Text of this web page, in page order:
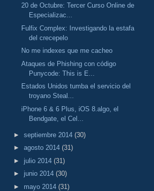
20 de Octubre: Tercer Curso Online de
Especializac...
Fulfix Complex: Investigando la estafa
del crecepelo
No me indexes que me cacheo
Ataques de Phishing con código
Punycode: This is E...
Estados Unidos tumba el servicio del
troyano Steal...
iPhone 6 & 6 Plus, iOS 8.algo, el
Bendgate, el Cel...
► septiembre 2014 (30)
► agosto 2014 (31)
► julio 2014 (31)
► junio 2014 (30)
► mayo 2014 (31)